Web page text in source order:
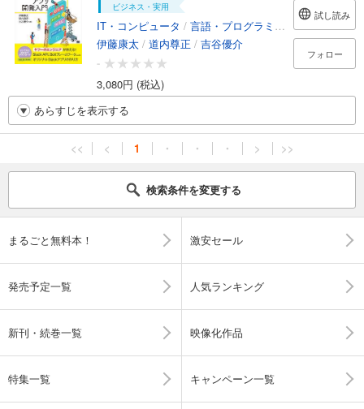
ビジネス・実用
IT・コンピュータ / 言語・プログラミング
伊藤康太 / 道内尊正 / 吉谷優介
-
3,080円 (税込)
試し読み
フォロー
あらすじを表示する
<< < 1 ・ ・ ・ > >>
検索条件を変更する
まるごと無料本！ 激安セール
発売予定一覧 人気ランキング
新刊・続巻一覧 映像化作品
特集一覧 キャンペーン一覧